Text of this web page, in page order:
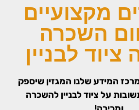
מקצועיים
השכרה
ציוד לבניין
המידע שלנו המגזין שיספק
על ציוד לבניין להשכרה